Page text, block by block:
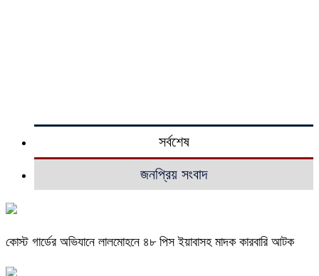
সর্বশেষ
জনপ্রিয় সংবাদ
কোস্ট গার্ডের অভিযানে লালমোহনে ৪৮ পিস ইয়াবাসহ মাদক কারবারি আটক